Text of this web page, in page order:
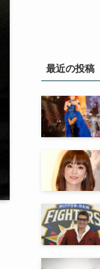
最近の投稿